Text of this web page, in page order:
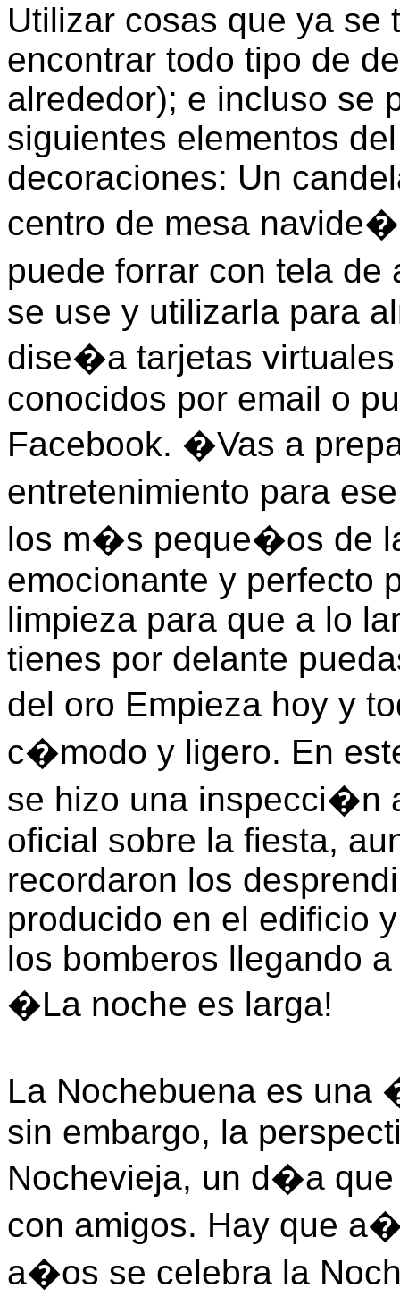
Utilizar cosas que ya se
encontrar todo tipo de
alrededor); e incluso se
siguientes elementos
decoraciones: Un
centro de mesa
puede forrar con tela
se use y utilizarla para
dise�a tarjetas
conocidos por email o
Facebook. �Vas a
entretenimiento para
los m�s peque�os de
emocionante y perfecto
limpieza para que a lo
tienes por delante
del oro Empieza hoy y
c�modo y ligero. En
se hizo una inspecci�n
oficial sobre la fiesta,
recordaron los
producido en el edificio
los bomberos llegando
�La noche es larga!
La Nochebuena es
sin embargo, la
Nochevieja, un d�a
con amigos. Hay que
a�os se celebra la